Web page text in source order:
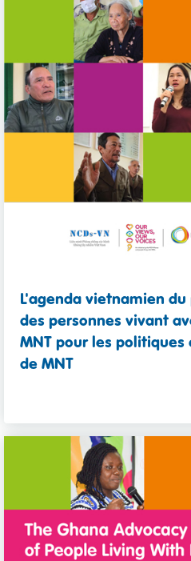
L'agenda vietnamien
des personnes vivant
MNT pour les
de MNT